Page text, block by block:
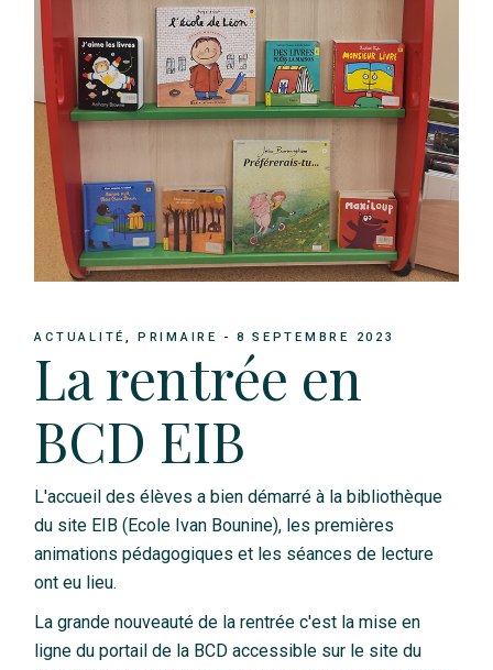
ACTUALITÉ PRIMAIRE 8 SEPTEMBRE 2023
La rentrée en
BCD EIB
L'accueil des élèves a bien démarré à la bibliothèque
du site EIB (Ecole Ivan Bounine), les premières
animations pédagogiques et les séances de lecture
ont eu lieu.
La grande nouveauté de la rentrée c'est la mise en
ligne du portail de la BCD accessible sur le site du